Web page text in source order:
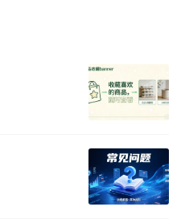
经营效率。其实答案早在
关的网络服务（好生意表
是传统的官网，还要是具
杭州电子商务研究院发布
有目的的活动或劳动本